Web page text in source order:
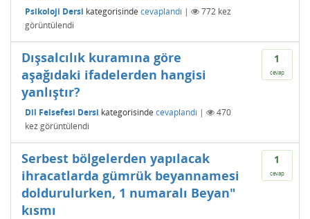
Psikoloji Dersi kategorisinde cevaplandı | 772 kez
görüntülendi
1
cevap
Dışsalcılık kuramına göre
aşağıdaki ifadelerden hangisi
yanlıştır?
Dil Felsefesi Dersi kategorisinde cevaplandı |
470
kez görüntülendi
1
cevap
Serbest bölgelerden yapılacak
ihracatlarda gümrük beyannamesi
doldurulurken, 1 numaralı Beyan"
kısmı